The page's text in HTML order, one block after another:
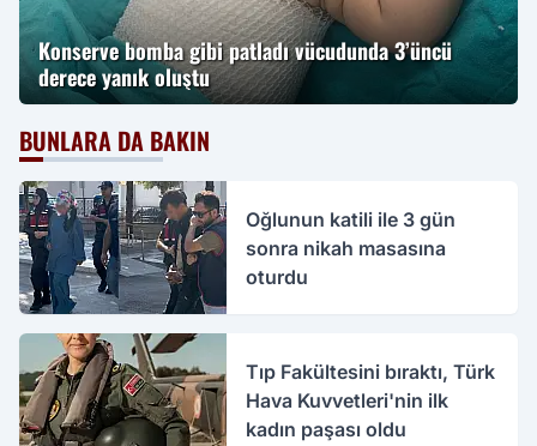
Konserve bomba gibi patladı vücudunda 3’üncü
derece yanık oluştu
BUNLARA DA BAKIN
Oğlunun katili ile 3 gün
sonra nikah masasına
oturdu
Tıp Fakültesini bıraktı, Türk
Hava Kuvvetleri'nin ilk
kadın paşası oldu